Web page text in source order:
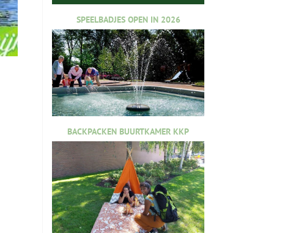
SPEELBADJES OPEN IN 2026
BACKPACKEN BUURTKAMER KKP